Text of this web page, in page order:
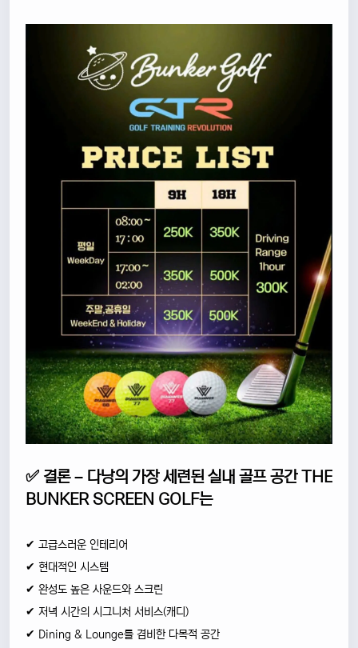
✅ 결론 – 다낭의 가장 세련된 실내 골프 공간 THE
BUNKER SCREEN GOLF는
✔ 고급스러운 인테리어
✔ 현대적인 시스템
✔ 완성도 높은 사운드와 스크린
✔ 저녁 시간의 시그니처 서비스(캐디)
✔ Dining & Lounge를 겸비한 다목적 공간